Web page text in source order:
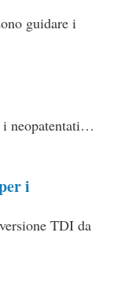
guidare i
i neopatentati…
i
TDI da